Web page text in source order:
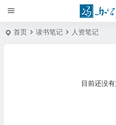
首页 读书笔记 人资笔记
目前还没有